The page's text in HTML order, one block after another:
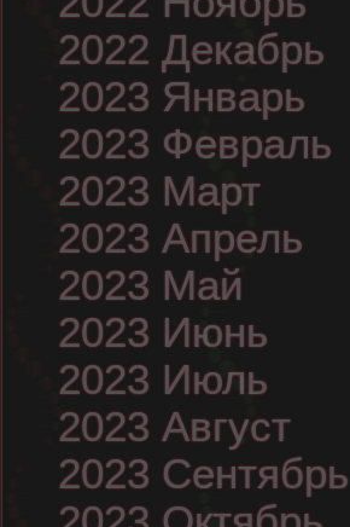
2022 Декабрь
2023 Январь
2023 Февраль
2023 Март
2023 Апрель
2023 Май
2023 Июнь
2023 Июль
2023 Август
2023 Сентябрь